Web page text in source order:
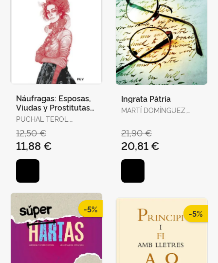
Náufragas: Esposas,
Viudas y Prostitutas
en la Escena
PUCHAL TEROL,
12,50 €
11,88 €
Ingrata Pàtria
MARTÍ DOMÍNGUEZ,
21,90 €
20,81 €
-5% -5%